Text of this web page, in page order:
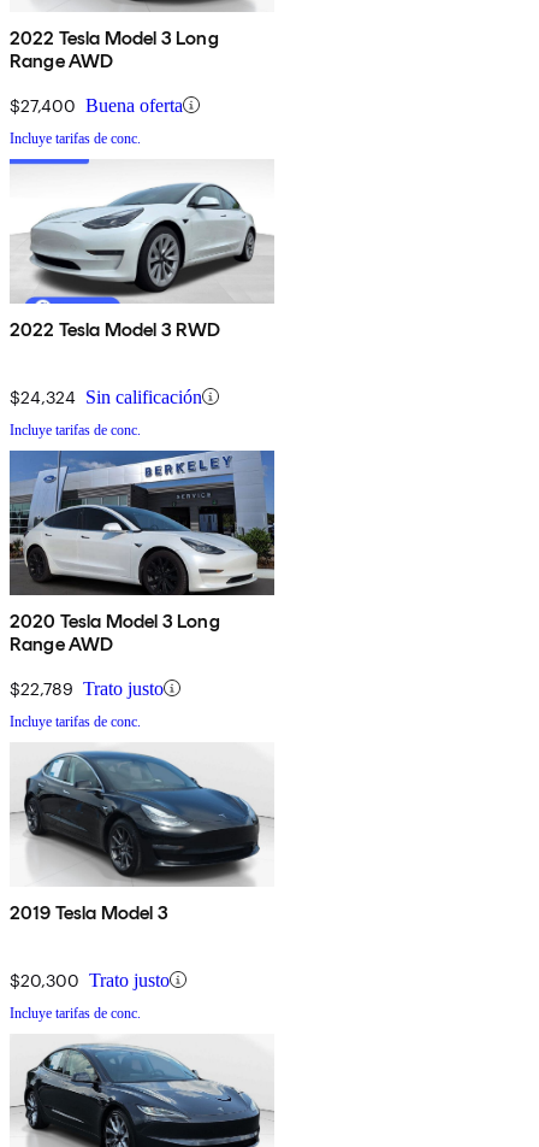
2022 Tesla Model 3 Long
Range AWD
$27,400 Buena oferta
Incluye tarifas de conc.
2022 Tesla Model 3 RWD
$24,324 Sin calificación
Incluye tarifas de conc.
2020 Tesla Model 3 Long
Range AWD
$22,789 Trato justo
Incluye tarifas de conc.
2019 Tesla Model 3
$20,300 Trato justo
Incluye tarifas de conc.